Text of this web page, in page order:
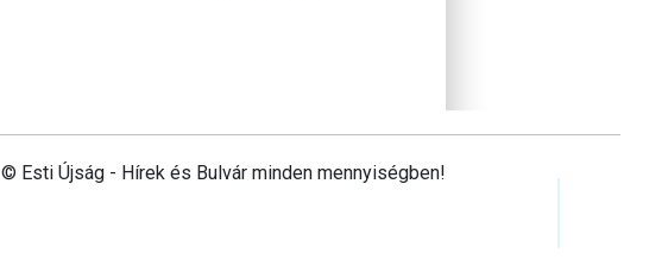
© Esti Újság - Hírek és Bulvár minden mennyiségben!